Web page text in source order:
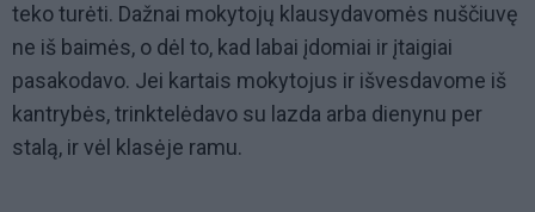
teko turėti. Dažnai mokytojų klausydavomės nuščiuvę
ne iš baimės, o dėl to, kad labai įdomiai ir įtaigiai
pasakodavo. Jei kartais mokytojus ir išvesdavome iš
kantrybės, trinktelėdavo su lazda arba dienynu per
stalą, ir vėl klasėje ramu.